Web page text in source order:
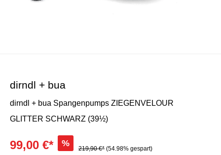
dirndl + bua
dirndl + bua Spangenpumps ZIEGENVELOUR
GLITTER SCHWARZ (39½)
99,00 €* %
219,90 €* (54.98% gespart)